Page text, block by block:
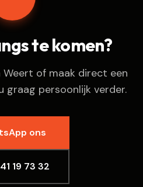
te komen?
Weert of maak direct een
graag persoonlijk verder.
ons
19 73 32